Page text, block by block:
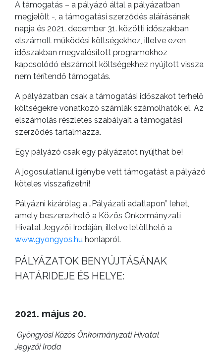
A támogatás – a pályázó által a pályázatban
megjelölt -, a támogatási szerződés aláírásának
napja és 2021. december 31. közötti időszakban
elszámolt működési költségekhez, illetve ezen
időszakban megvalósított programokhoz
kapcsolódó elszámolt költségekhez nyújtott vissza
nem térítendő támogatás.
A pályázatban csak a támogatási időszakot terhelő
költségekre vonatkozó számlák számolhatók el. Az
elszámolás részletes szabályait a támogatási
szerződés tartalmazza.
Egy pályázó csak egy pályázatot nyújthat be!
A jogosulatlanul igénybe vett támogatást a pályázó
köteles visszafizetni!
Pályázni kizárólag a „Pályázati adatlapon” lehet,
amely beszerezhető a Közös Önkormányzati
Hivatal Jegyzői Irodáján, illetve letölthető a
www.gyongyos.hu honlapról.
PÁLYÁZATOK BENYÚJTÁSÁNAK
HATÁRIDEJE ÉS HELYE:
2021. május 20.
Gyöngyösi Közös Önkormányzati Hivatal
Jegyzői Iroda